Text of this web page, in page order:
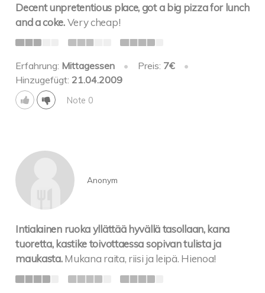
Decent unpretentious place, got a big pizza for lunch
and a coke.Very cheap!
Erfahrung: Mittagessen • Preis: 7€
•
Hinzugefügt: 21.04.2009
Note 0
Anonym
Intialainen ruoka yllättää hyvällä tasollaan, kana
tuoretta, kastike toivottaessa sopivan tulista ja
maukasta. Mukana raita, riisi ja leipä. Hienoa!